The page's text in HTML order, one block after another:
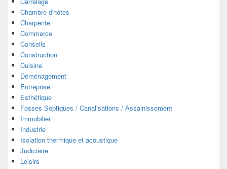
Chambre d'hôtes
Charpente
Commerce
Conseils
Construction
Cuisine
Déménagement
Entreprise
Esthétique
Fosses Septiques / Canalisations / Assainissement
Immobilier
Industrie
Isolation thermique et acoustique
Judiciaire
Loisirs